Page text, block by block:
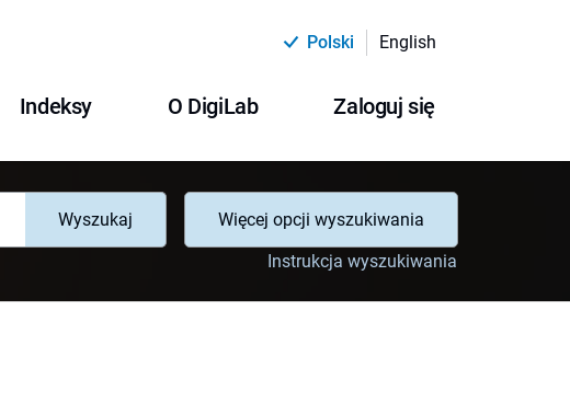
Polski English
Indeksy O DigiLab Zaloguj się
Wyszukaj
Więcej opcji wyszukiwania
Instrukcja wyszukiwania